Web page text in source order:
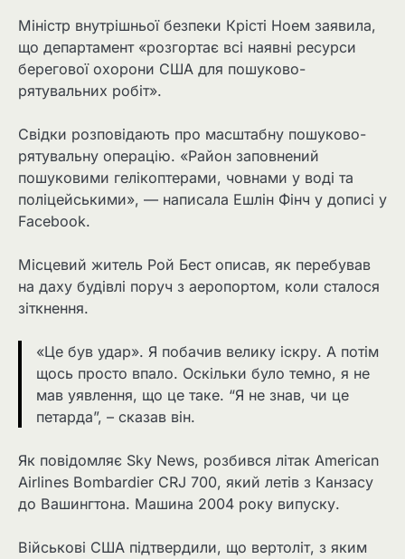
Міністр внутрішньої безпеки Крісті Ноем заявила,
що департамент «розгортає всі наявні ресурси
берегової охорони США для пошуково-
рятувальних робіт».
Свідки розповідають про масштабну пошуково-
рятувальну операцію. «Район заповнений
пошуковими гелікоптерами, човнами у воді та
поліцейськими», — написала Ешлін Фінч у дописі у
Facebook.
Місцевий житель Рой Бест описав, як перебував
на даху будівлі поруч з аеропортом, коли сталося
зіткнення.
«Це був удар». Я побачив велику іскру. А потім
щось просто впало. Оскільки було темно, я не
мав уявлення, що це таке. “Я не знав, чи це
петарда”, – сказав він.
Як повідомляє Sky News, розбився літак American
Airlines Bombardier CRJ 700, який летів з Канзасу
до Вашингтона. Машина 2004 року випуску.
Військові США підтвердили, що вертоліт, з яким